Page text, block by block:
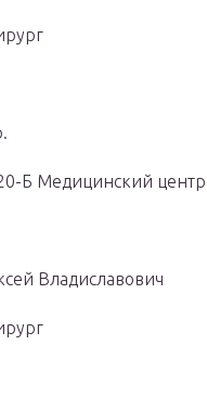
Б Медицинский
Владиславович